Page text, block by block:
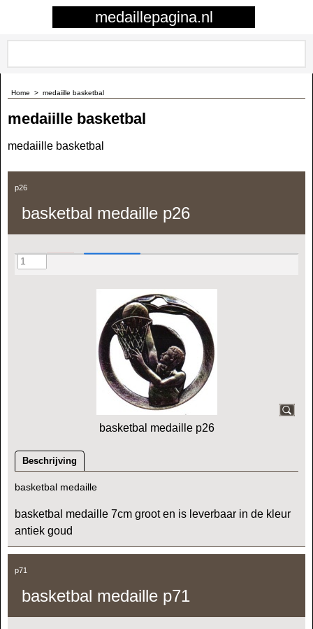
medaillepagina.nl
Home > medaiille basketbal
medaiille basketbal
medaiille basketbal
p26
basketbal medaille p26
basketbal medaille p26
Beschrijving
basketbal medaille
basketbal medaille 7cm groot en is leverbaar in de kleur
antiek goud
p71
basketbal medaille p71